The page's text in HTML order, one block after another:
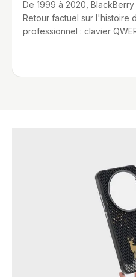
De 1999 à 2020,
Retour factuel sur l'histoire
professionnel : clavier